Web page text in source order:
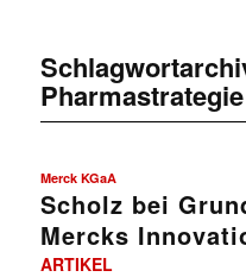
Pharmastrategie
Merck KGaA
Scholz bei
Mercks
ARTIKEL